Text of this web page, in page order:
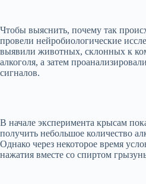
Чтобы выяснить, почему так
провели нейробиологические
выявили животных, склонных к
алкоголя, а затем
сигналов.
В начале эксперимента крысам
получить небольшое количество
Однако через некоторое время
нажатия вместе со спиртом